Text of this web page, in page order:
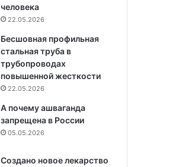
человека
22.05.2026
Бесшовная профильная
стальная труба в
трубопроводах
повышенной жесткости
22.05.2026
А почему ашваганда
запрещена в России
05.05.2026
Создано новое лекарство